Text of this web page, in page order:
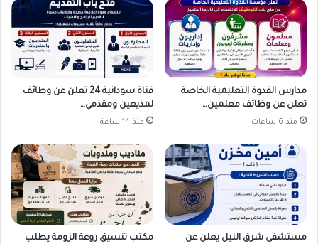
مدارس القدوة التعليمية الخاصة
تعلن عن وظائف معلمين…
منذ 6 ساعات
قناة سودانية 24 تعلن عن وظائف
لمذيعين ومقدمي…
منذ 14 ساعة
مستشفى شرق النيل يعلن عن
مكتب تنسيق روعة الزومة يطلب